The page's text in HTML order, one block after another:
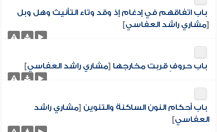
باب اتفاقهم في إدغام إذ وقد وتاء التأنيث وهل وبل
[مشاري راشد العفاسي]
باب حروفٍ قربت مخارجها [مشاري راشد العفاسي]
باب أحكام النون الساكنة والتنوين [مشاري راشد
العفاسي]